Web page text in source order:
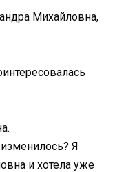
Михайловна,
Я
и хотела уже